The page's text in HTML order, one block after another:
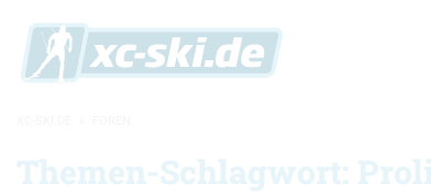
Themen-Schlagwort: